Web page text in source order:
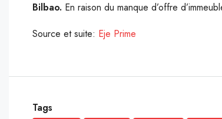
Bilbao. En raison du manque d’offre
Source et suite: Eje Prime
Tags